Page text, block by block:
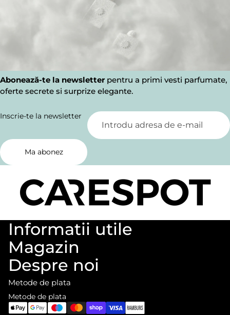
Abonează-te la newsletter pentru a primi vesti parfumate,
oferte secrete si surprize elegante.
Inscrie-te la newsletter
Ma abonez
Informatii utile
Magazin
Despre noi
Metode de plata
Metode de plata